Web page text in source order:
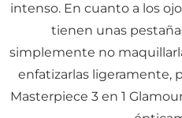
intenso. En cuanto a los
tienen unas
simplemente no
enfatizarlas ligeramente,
Masterpiece 3 en 1